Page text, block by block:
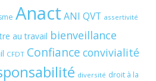
Anact ANI QVT assertivité
au travail bienveillance
CFDT Confiance convivialité
diversité droit à la